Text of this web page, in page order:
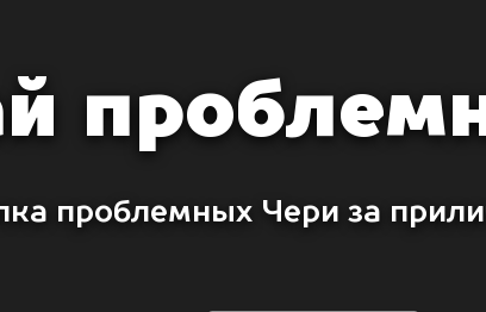
проблемных Чери за